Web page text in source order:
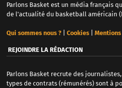
Parlons Basket est un média français
de l'actualité du basketball américain
Qui sommes nous ?| Cookies|
REJOINDRE LA RÉDACTION
Parlons Basket recrute des
types de contrats (rémunérés) sont à